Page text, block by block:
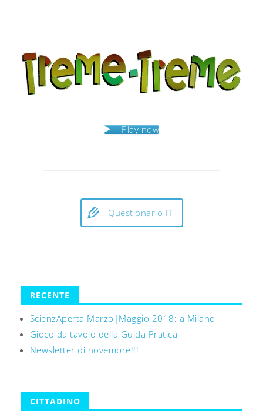
Play now
Questionario IT
RECENTE
ScienzAperta Marzo|Maggio 2018: a Milano
Gioco da tavolo della Guida Pratica
Newsletter di novembre!!!
CITTADINO